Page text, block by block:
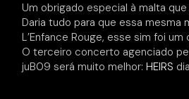
Um obrigado especial à malta
Daria tudo para que essa mesma
L’Enfance Rouge, esse sim foi
O terceiro concerto agenciado
juB09 será muito melhor:HEIRS